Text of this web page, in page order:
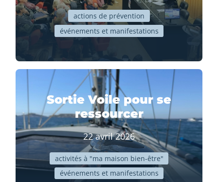
actions de prévention
événements et manifestations
Sortie Voile pour se
ressourcer
22 avril 2026
activités à "ma maison bien-être"
événements et manifestations